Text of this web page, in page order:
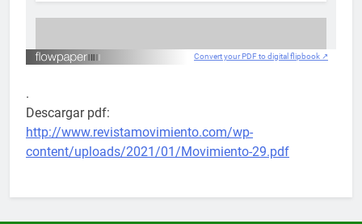
Convert your PDF to digital flipbook ↗
.
Descargar pdf:
http://www.revistamovimiento.com/wp-
content/uploads/2021/01/Movimiento-29.pdf